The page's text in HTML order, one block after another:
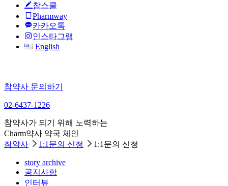
참스쿨
Pharmway
카카오톡
인스타그램
English
참약사 문의하기
02-6437-1226
참약사가 되기 위해 노력하는
Charm약사 약국 체인
참약사
1:1문의 신청 1:1문의 신청
story archive
공지사항
인터뷰